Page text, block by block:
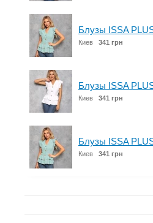
Блузы ISSA
Киев 341 грн
Блузы ISSA
Киев 341 грн
Блузы ISSA
Киев 341 грн